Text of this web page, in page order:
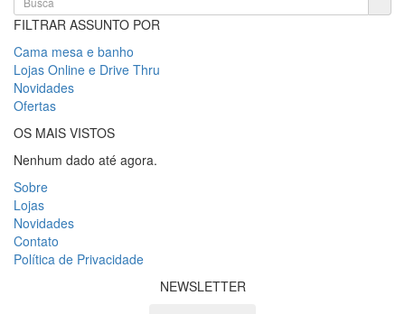
FILTRAR ASSUNTO POR
Cama mesa e banho
Lojas Online e Drive Thru
Novidades
Ofertas
OS MAIS VISTOS
Nenhum dado até agora.
Sobre
Lojas
Novidades
Contato
Política de Privacidade
NEWSLETTER